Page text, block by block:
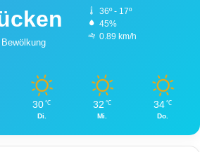
36º - 17º
45%
0.89 km/h
30 ℃
Di.
32 ℃
Mi.
34 ℃
Do.